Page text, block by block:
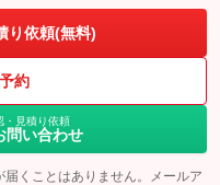
盗難防止システム
：装備あり
：装備なし
Bluetooth接続
：装備あり
クリーンディーゼル
：装備なし
ハーフレザーシート
：装備なし
：装備あり
ポータブルナビ
：装備なし
ETC
：装備あり
り依頼(無料)
約
・見積り依頼
問い合わせ
くことはありません。メールア